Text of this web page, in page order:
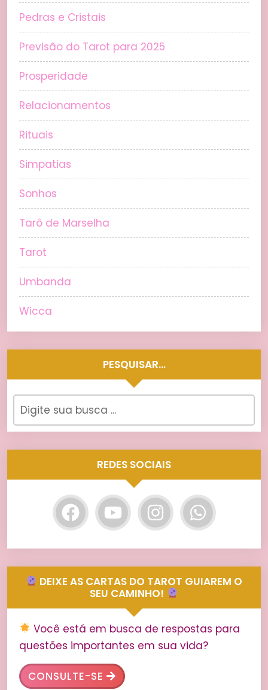
Pedras e Cristais
Previsão do Tarot para 2025
Prosperidade
Relacionamentos
Rituais
Simpatias
Sonhos
Tarô de Marselha
Tarot
Umbanda
Wicca
PESQUISAR…
REDES SOCIAIS
DEIXE AS CARTAS DO TAROT GUIAREM O
SEU CAMINHO!
Você está em busca de respostas para
questões importantes em sua vida?
CONSULTE-SE